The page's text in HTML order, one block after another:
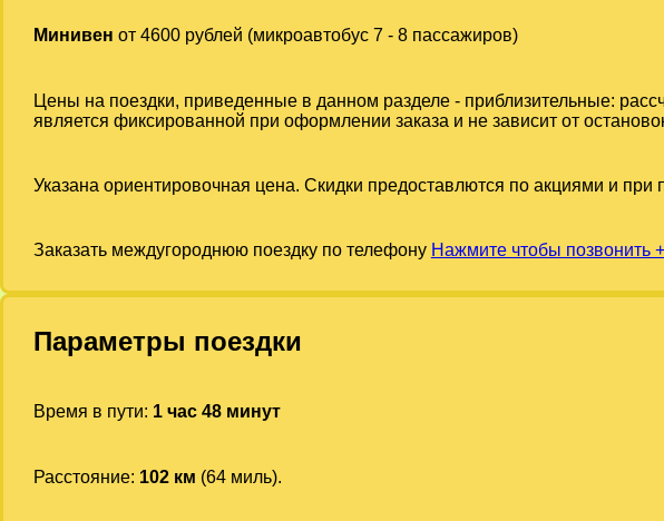
Минивен от 4600 рублей (микроавтобус 7 - 8 пассажиров)
Цены на поездки, приведенные в данном разделе - приблизительные:
является фиксированной при оформлении заказа и не зависит от
Указана ориентировочная цена. Скидки предоставлются по акциями и
Заказать междугороднюю поездку по телефону Нажмите чтобы позвонить
Параметры поездки
Время в пути: 1 час 48 минут
Расстояние: 102 км (64 миль).